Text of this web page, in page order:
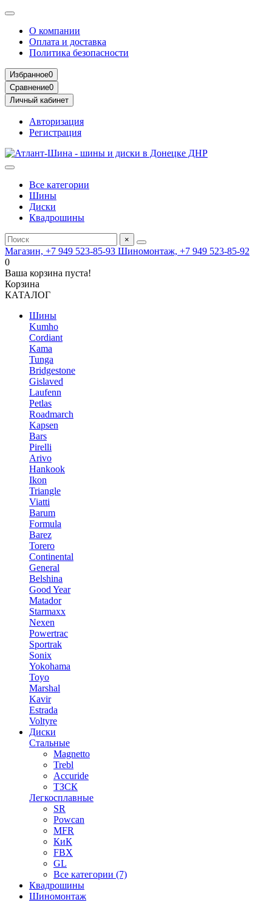
О компании
Оплата и доставка
Политика безопасности
Избранное0
Сравнение0
Личный кабинет
Авторизация
Регистрация
Все категории
Шины
Диски
Квадрошины
×
Магазин, +7 949 523-85-93 Шиномонтаж, +7 949 523-85-92
0
Ваша корзина пуста!
Корзина
КАТАЛОГ
Шины
Kumho
Cordiant
Kama
Tunga
Bridgestone
Gislaved
Laufenn
Petlas
Roadmarch
Kapsen
Bars
Pirelli
Arivo
Hankook
Ikon
Triangle
Viatti
Barum
Formula
Barez
Torero
Continental
General
Belshina
Good Year
Matador
Starmaxx
Nexen
Powertrac
Sportrak
Sonix
Yokohama
Toyo
Marshal
Kavir
Estrada
Voltyre
Диски
Стальные
Magnetto
Trebl
Accuride
ТЗСК
Легкосплавные
SR
Powcan
MFR
КиК
FBX
GL
Все категории (7)
Квадрошины
Шиномонтаж